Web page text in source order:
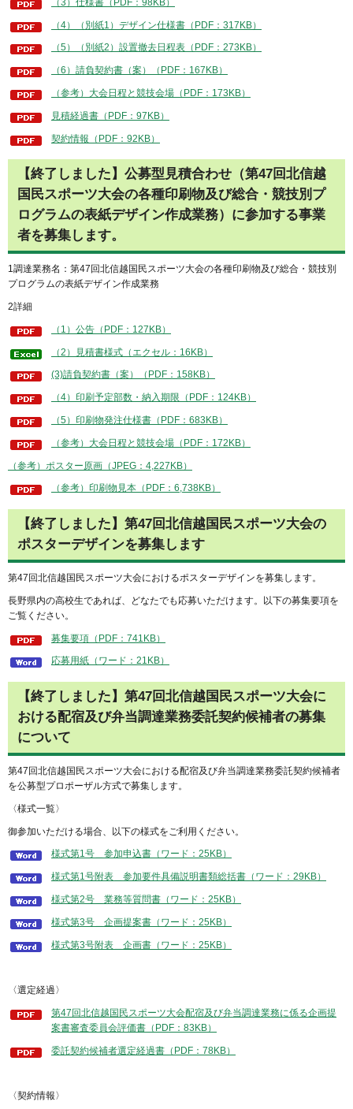
（4）（別紙1）デザイン仕様書（PDF：317KB）
（5）（別紙2）設置撤去日程表（PDF：273KB）
（6）請負契約書（案）（PDF：167KB）
（参考）大会日程と競技会場（PDF：173KB）
見積経過書（PDF：97KB）
契約情報（PDF：92KB）
【終了しました】公募型見積合わせ（第47回北信越
国民スポーツ大会の各種印刷物及び総合・競技別プ
ログラムの表紙デザイン作成業務）に参加する事業
者を募集します。
1調達業務名：第47回北信越国民スポーツ大会の各種印刷物及び総合・競技別
プログラムの表紙デザイン作成業務
2詳細
（1）公告（PDF：127KB）
（2）見積書様式（エクセル：16KB）
(3)請負契約書（案）（PDF：158KB）
​（4）印刷予定部数・納入期限（PDF：124KB）
（5）印刷物発注仕様書（PDF：683KB）
（参考）大会日程と競技会場（PDF：172KB）
（参考）ポスター原画（JPEG：4,227KB）
（参考）印刷物見本（PDF：6,738KB）
【終了しました】第47回北信越国民スポーツ大会の
ポスターデザインを募集します
第47回北信越国民スポーツ大会におけるポスターデザインを募集します。
長野県内の高校生であれば、どなたでも応募いただけます。以下の募集要項を
ご覧ください。
募集要項（PDF：741KB）
応募用紙（ワード：21KB）
【終了しました】第47回北信越国民スポーツ大会に
おける配宿及び弁当調達業務委託契約候補者の募集
について
第47回北信越国民スポーツ大会における配宿及び弁当調達業務委託契約候補者
を公募型プロポーザル方式で募集します。
〈様式一覧〉
御参加いただける場合、以下の様式をご利用ください。
様式第1号＿参加申込書（ワード：25KB）
様式第1号附表＿参加要件具備説明書類総括書（ワード：29KB）
様式第2号＿業務等質問書（ワード：25KB）
様式第3号＿企画提案書（ワード：25KB）
様式第3号附表＿企画書（ワード：25KB）
〈選定経過〉
第47回北信越国民スポーツ大会配宿及び弁当調達業務に係る企画提
案書審査委員会評価書（PDF：83KB）
委託契約候補者選定経過書（PDF：78KB）
〈契約情報〉